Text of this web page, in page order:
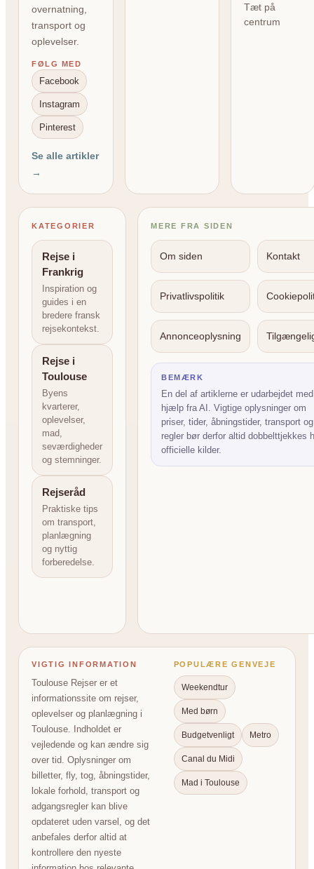
overnatning,
transport og
oplevelser.
FØLG MED
Facebook
Instagram
Pinterest
Se alle artikler
→
Tæt på
centrum
KATEGORIER
Rejse i
Frankrig
Inspiration og
guides i en
bredere fransk
rejsekontekst.
Rejse i
Toulouse
Byens
kvarterer,
oplevelser,
mad,
seværdigheder
og stemninger.
Rejseråd
Praktiske tips
om transport,
planlægning
og nyttig
forberedelse.
MERE FRA SIDEN
Om siden Kontakt
Privatlivspolitik
Annonceoplysning
BEMÆRK
En del af artiklerne er udarbejdet med
hjælp fra AI. Vigtige oplysninger om
priser, tider, åbningstider, transport og
regler bør derfor altid dobbelttjekkes
officielle kilder.
VIGTIG INFORMATION
Toulouse Rejser er et
informationssite om rejser,
oplevelser og planlægning i
Toulouse. Indholdet er
vejledende og kan ændre sig
over tid. Oplysninger om
billetter, fly, tog, åbningstider,
lokale forhold, transport og
adgangsregler kan blive
opdateret uden varsel, og det
anbefales derfor altid at
kontrollere den nyeste
POPULÆRE GENVEJE
Weekendtur
Med børn
Budgetvenligt Metro
Canal du Midi
Mad i Toulouse